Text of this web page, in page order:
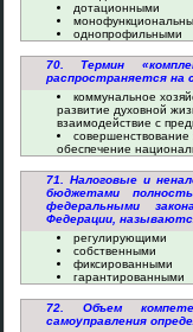
дотационными
однопрофильными
70. Термин
распространяется на
коммунальное
развитие духовной
взаимодействие с
совершенствование
обеспечение
71. Налоговые и
бюджетами
федеральными
Федерации,
регулирующими
собственными
фиксированными
гарантированными
72. Объем
самоуправления